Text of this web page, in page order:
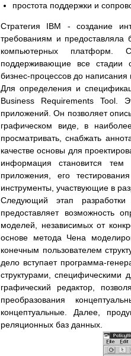
простота поддержки и
Стратегия IBM - создание
требованиям и предоставляла
компьютерных платформ.
поддерживающие все стадии
бизнес-процессов до написания
Для определения и
Business Requirements Tool.
приложений. Он позволяет
графическом виде, в
просматривать, снабжать
качестве основы для
информация становится тем
приложения, его
инструменты, участвующие в
Следующий этап
предоставляет возможность
моделей, независимых от
основе метода Чена
конечным пользователем
дело вступает программа-
структурами,
графический редактор,
преобразования
концептуальные. Далее,
реляционных баз данных.